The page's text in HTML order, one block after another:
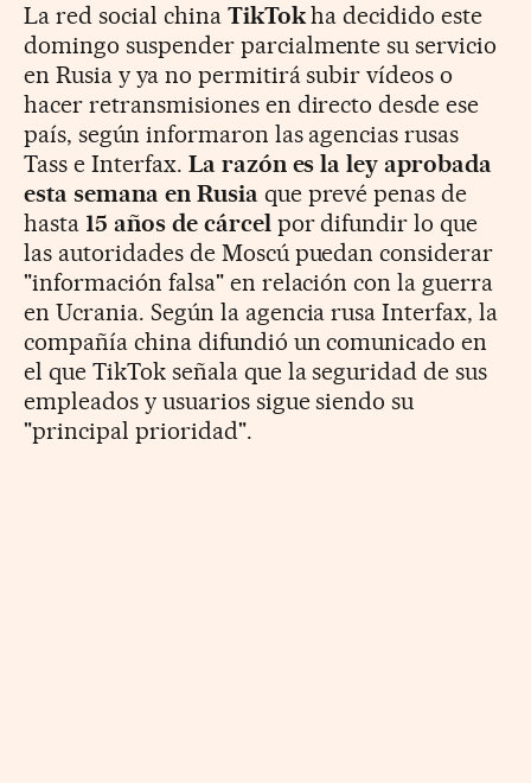
La red social china TikTokha decidido este
domingo suspender parcialmente su servicio
en Rusia y ya no permitirá subir vídeos o
hacer retransmisiones en directo desde ese
país, según informaron las agencias rusas
Tass e Interfax. La razón es la ley aprobada
esta semana en Rusia que prevé penas de
hasta15 años de cárcelpor difundir lo que
las autoridades de Moscú puedan considerar
"información falsa" en relación con la guerra
en Ucrania. Según la agencia rusa Interfax, la
compañía china difundió un comunicado en
el que TikTok señala que la seguridad de sus
empleados y usuarios sigue siendo su
"principal prioridad".